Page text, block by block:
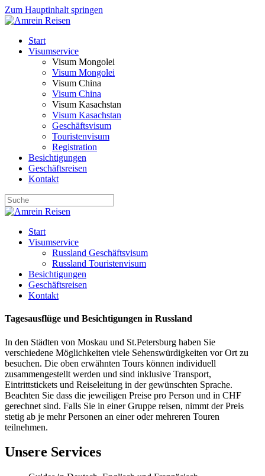
Zum Hauptinhalt springen
Start
Visumservice
Visum Mongolei
Visum Mongolei
Visum China
Visum China
Visum Kasachstan
Visum Kasachstan
Geschäftsvisum
Touristenvisum
Registration
Besichtigungen
Geschäftsreisen
Kontakt
Start
Visumservice
Russland Geschäftsvisum
Russland Touristenvisum
Besichtigungen
Geschäftsreisen
Kontakt
Tagesausflüge und Besichtigungen in Russland
In den Städten von Moskau und St.Petersburg haben Sie
verschiedene Möglichkeiten viele Sehenswürdigkeiten vor Ort zu
besuchen. Die oben erwähnten Tours können individuell
zusammengestellt werden und sind inklusive Transport,
Eintrittstickets und Reiseleitung in der gewünschten Sprache.
Beachten Sie dass die jeweiligen Preise pro Person und in CHF
gerechnet sind. Falls Sie in einer Gruppe reisen, nimmt der Preis
stetig ab je mehr Personen an einer oder mehreren Touren
teilnehmen.
Unsere Services